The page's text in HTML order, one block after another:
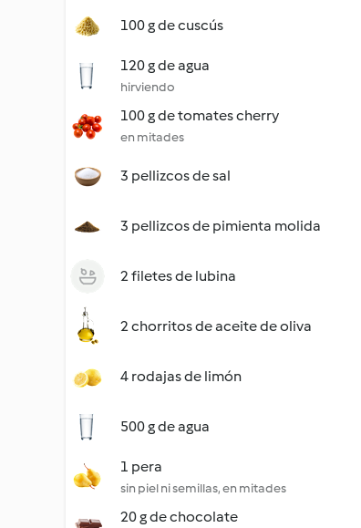
100 g de cuscús
120 g de agua
hirviendo
100 g de tomates cherry
en mitades
3 pellizcos de sal
3 pellizcos de pimienta molida
2 filetes de lubina
2 chorritos de aceite de oliva
4 rodajas de limón
500 g de agua
1 pera
sin piel ni semillas, en mitades
20 g de chocolate